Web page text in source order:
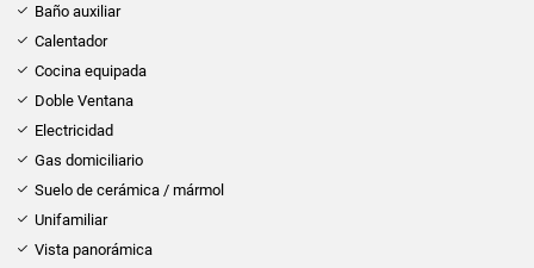
Baño auxiliar
Calentador
Cocina equipada
Doble Ventana
Electricidad
Gas domiciliario
Suelo de cerámica / mármol
Unifamiliar
Vista panorámica